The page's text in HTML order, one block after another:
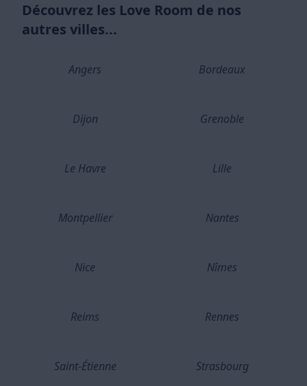
Découvrez les Love Room de nos
autres villes...
Angers Bordeaux
Dijon Grenoble
Le Havre Lille
Montpellier Nantes
Nice Nîmes
Reims Rennes
Saint-Étienne Strasbourg